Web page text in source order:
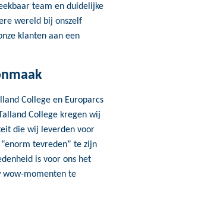
team en duidelijke
wereld bij onszelf
klanten aan een
College en Europarcs
College kregen wij
die wij leverden voor
tevreden” te zijn
is voor ons het
wow-momenten te